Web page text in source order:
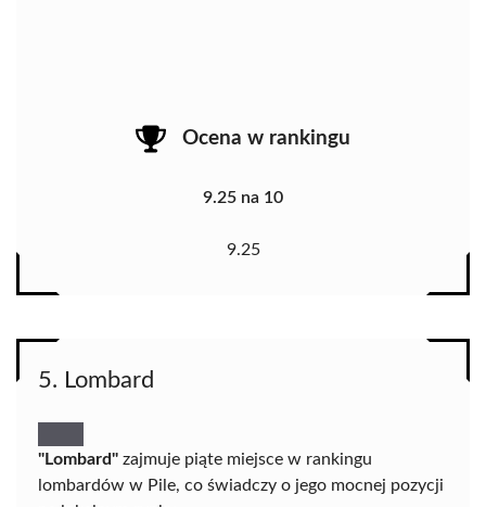
Ocena w rankingu
9.25 na 10
9.25
5. Lombard
"Lombard" zajmuje piąte miejsce w rankingu
lombardów w Pile, co świadczy o jego mocnej pozycji